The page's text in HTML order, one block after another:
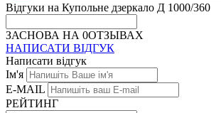
Відгуки на Купольне дзеркало Д 1000/360
ЗАСНОВА НА 0ОТЗЫВАХ
НАПИСАТИ ВІДГУК
Написати відгук
Ім'я
E-MAIL
РЕЙТИНГ